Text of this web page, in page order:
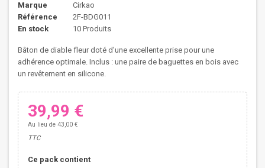
Marque
Cirkao
Référence
2F-BDG011
En stock
10 Produits
Bâton de diable fleur doté d'une excellente prise pour une
adhérence optimale. Inclus : une paire de baguettes en bois avec
un revêtement en silicone.
39,99 €
Au lieu de 43,00 €
TTC
Ce pack contient